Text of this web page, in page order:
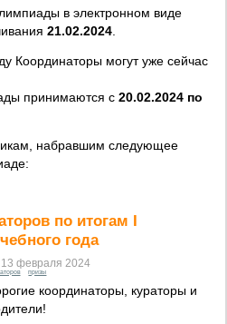
в электронном виде
21.02.2024
Координаторы могут уже сейчас
принимаются с 20.02.2024 по
набравшим следующее
по итогам I
года
13 февраля 2024
призы
координаторы, кураторы и